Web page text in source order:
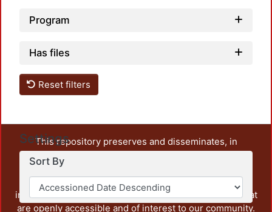
Program
Has files
Reset filters
Settings
Sort By
This repository preserves and disseminates, in
unrestricted open access, the teaching and research
output of UAM Azcapotzalco. It also includes some
administrative and graphic documents from the
institution, as well as content from other institutions that
are openly accessible and of interest to our community.